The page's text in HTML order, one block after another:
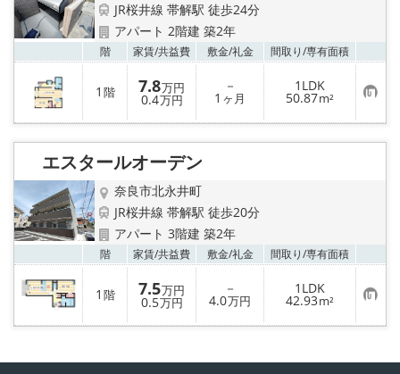
オーナー様へ
住宅型有料老人 Ｆｌｅｕｒａｇｅ
店舗情報·アクセス
会社概要
メールでお問い合わせ
JR桜井線 帯解駅 徒歩24分
アパート 2階建 築2年
階 家賃/共益費 敷金/礼金 間取り/専有面積
1 階 7.8万円
0.4万円
－
1 ヶ月
1LDK
50.87m² お
気
に
り
エスタールオーデン
奈良市北永井町
JR桜井線 帯解駅 徒歩20分
アパート 3階建 築2年
階 家賃/共益費 敷金/礼金 間取り/専有面積
1 階 7.5万円
0.5万円
－
4.0万円
1LDK
42.93m² お
気
に
登